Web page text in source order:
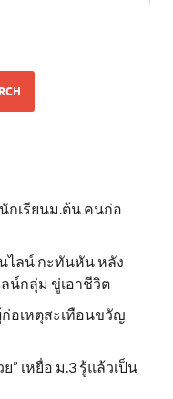
กเรียนม.ต้น คนก่อ
ไลน์ กะทันหัน หลัง
น์กลุ่ม ขู่เอาชีวิต
อเหตุสะเทือนขวัญ
เหยื่อ ม.3 รู้แล้วเป็น